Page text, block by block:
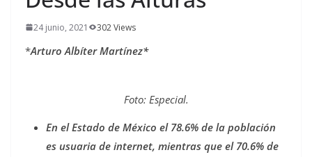
24 junio, 2021 302 Views
*Arturo Albíter Martínez*
Foto: Especial.
En el Estado de México el 78.6% de la población
es usuaria de internet, mientras que el 70.6% de